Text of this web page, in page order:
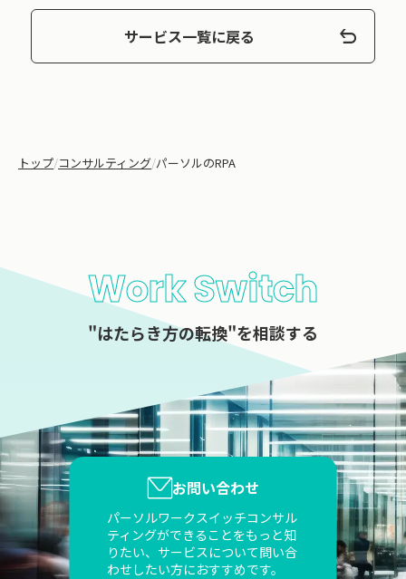
サービス一覧に戻る
トップ/コンサルティング/パーソルのRPA
Work Switch
"はたらき方の転換"を相談する
お問い合わせ
パーソルワークスイッチコンサル
ティングができることをもっと知
りたい、サービスについて問い合
わせしたい方におすすめです。